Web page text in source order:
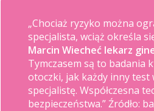
„Chociaż ryzyko można
specjalista, wciąż określa
Marcin Wiecheć lekarz
Tymczasem są to badania
otoczki, jak każdy inny test
specjalistę. Współczesna
bezpieczeństwa.”Źródło: